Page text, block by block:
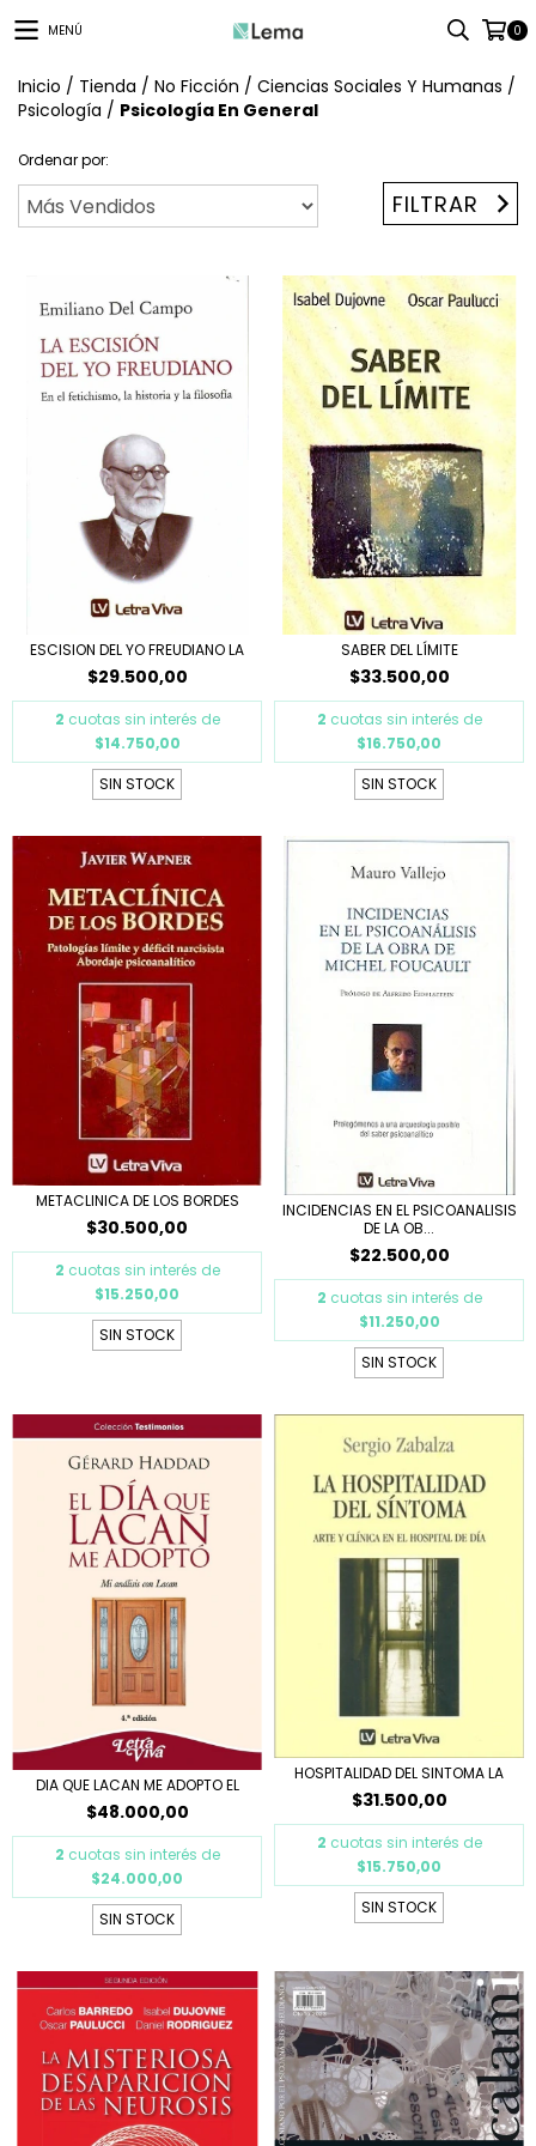
MENÚ 0
Inicio / Tienda / No Ficción / Ciencias Sociales Y Humanas /
Psicología / Psicología En General
Ordenar por:
FILTRAR
ESCISION DEL YO FREUDIANO LA
$29.500,00
2 cuotas sin interés de
$14.750,00
SIN STOCK
SABER DEL LÍMITE
$33.500,00
2 cuotas sin interés de
$16.750,00
SIN STOCK
METACLINICA DE LOS BORDES
$30.500,00
2 cuotas sin interés de
$15.250,00
SIN STOCK
INCIDENCIAS EN EL PSICOANALISIS
DE LA OB...
$22.500,00
2 cuotas sin interés de
$11.250,00
SIN STOCK
DIA QUE LACAN ME ADOPTO EL
$48.000,00
2 cuotas sin interés de
$24.000,00
SIN STOCK
HOSPITALIDAD DEL SINTOMA LA
$31.500,00
2 cuotas sin interés de
$15.750,00
SIN STOCK